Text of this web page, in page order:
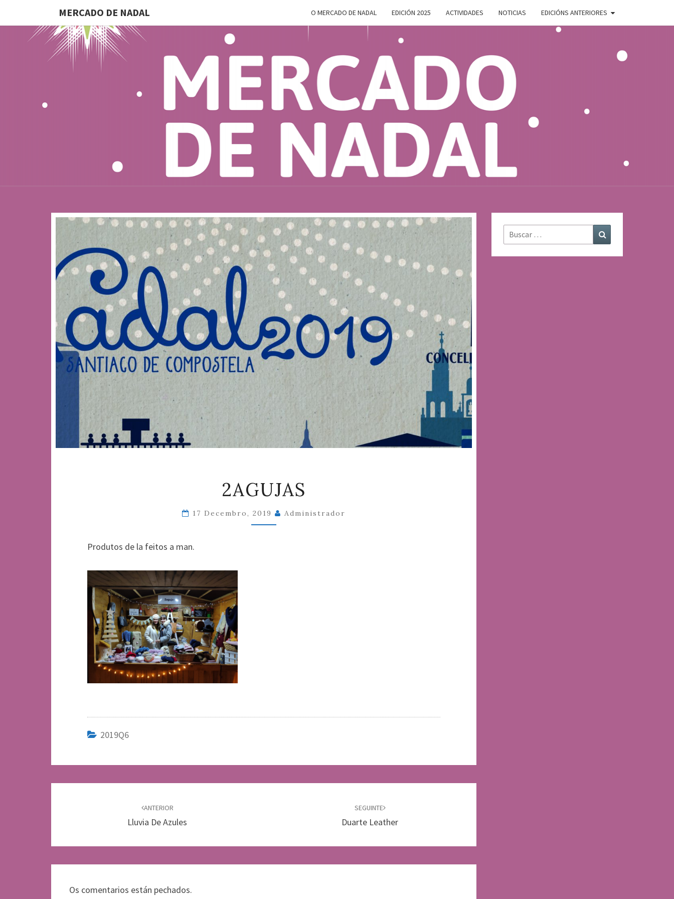
MERCADO DE NADAL O MERCADO DE NADAL EDICIÓN 2025 ACTIVIDADES NOTICIAS EDICIÓNS ANTERIORES
MERCADO
DE
Do 28 De
Novembro
Ao 5 De
Xaneiro En
Compostela
2AGUJAS
17 Decembro, 2019 Administrador
Produtos de la feitos a man.
2019Q6
ANTERIOR
Lluvia De Azules
SEGUINTE
Duarte Leather
Os comentarios están pechados.
Buscar: